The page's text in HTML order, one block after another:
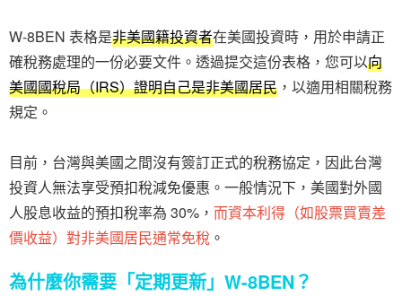
W-8BEN 表格是非美國籍投資者在美國投資時，用於申請正
確稅務處理的一份必要文件。透過提交這份表格，您可以向
美國國稅局（IRS）證明自己是非美國居民 ，以適用相關稅務
規定。
目前，台灣與美國之間沒有簽訂正式的稅務協定，因此台灣
投資人無法享受預扣稅減免優惠。一般情況下，美國對外國
人股息收益的預扣稅率為 30%， 而資本利得（如股票買賣差
價收益）對非美國居民通常免稅 。
為什麼你需要「定期更新」W-8BEN？